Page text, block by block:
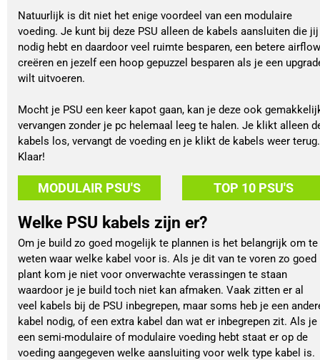
Natuurlijk is dit niet het enige voordeel van een modulaire
voeding. Je kunt bij deze PSU alleen de kabels aansluiten die jij
nodig hebt en daardoor veel ruimte besparen, een betere airflow
creëren en jezelf een hoop gepuzzel besparen als je een
wilt uitvoeren.
Mocht je PSU een keer kapot gaan, kan je deze ook
vervangen zonder je pc helemaal leeg te halen. Je klikt alleen
kabels los, vervangt de voeding en je klikt de kabels weer terug.
Klaar!
MODULAIR PSU'S TOP 10 PSU'S
Welke PSU kabels zijn er?
Om je build zo goed mogelijk te plannen is het belangrijk om te
weten waar welke kabel voor is. Als je dit van te voren zo goed
plant kom je niet voor onverwachte verassingen te staan
waardoor je je build toch niet kan afmaken. Vaak zitten er al
veel kabels bij de PSU inbegrepen, maar soms heb je een
kabel nodig, of een extra kabel dan wat er inbegrepen zit. Als je
een semi-modulaire of modulaire voeding hebt staat er op de
voeding aangegeven welke aansluiting voor welk type kabel is.